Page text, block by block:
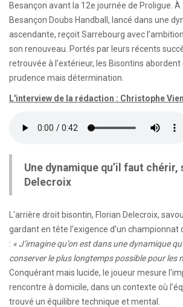
Besançon avant la 12e journée de Proligue. À
Besançon Doubs Handball, lancé dans une
ascendante, reçoit Sarrebourg avec
son renouveau. Portés par leurs récents
retrouvée à l’extérieur, les Bisontins
prudence mais détermination.
L'interview de la rédaction : Christophe
Une dynamique qu’il faut chérir,
Delecroix
L'arrière droit bisontin, Florian Delecroix,
gardant en tête l’exigence d’un championnat
: « J’imagine qu’on est dans une dynamique
conserver le plus longtemps possible pour les
Conquérant mais lucide, le joueur mesure
rencontre à domicile, dans un contexte où
trouvé un équilibre technique et mental.